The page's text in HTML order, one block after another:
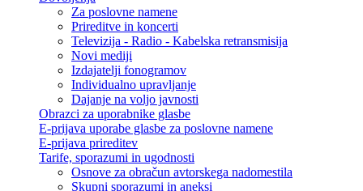
Za poslovne namene
Prireditve in koncerti
Televizija - Radio - Kabelska retransmisija
Novi mediji
Izdajatelji fonogramov
Individualno upravljanje
Dajanje na voljo javnosti
Obrazci za uporabnike glasbe
E-prijava uporabe glasbe za poslovne namene
E-prijava prireditev
Tarife, sporazumi in ugodnosti
Osnove za obračun avtorskega nadomestila
Skupni sporazumi in aneksi